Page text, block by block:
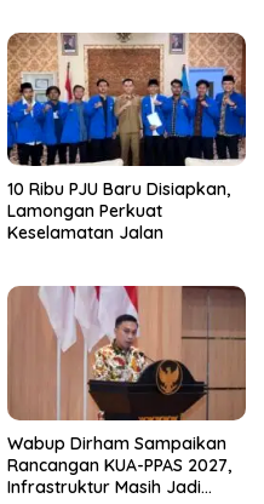
10 Ribu PJU Baru Disiapkan,
Lamongan Perkuat
Keselamatan Jalan
Wabup Dirham Sampaikan
Rancangan KUA-PPAS 2027,
Infrastruktur Masih Jadi